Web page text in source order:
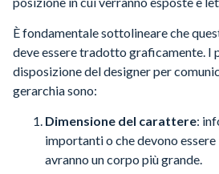
È fondamentale sottolineare che
deve essere tradotto graficamente. I
disposizione del designer per
gerarchia sono:
Dimensione del carattere:
importanti o che devono
avranno un corpo più grande.